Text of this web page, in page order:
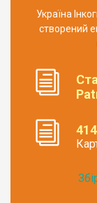
Україна
створений